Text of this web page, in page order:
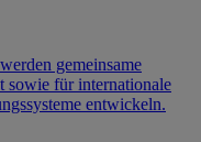
gemeinsame
sowie für internationale
entwickeln.